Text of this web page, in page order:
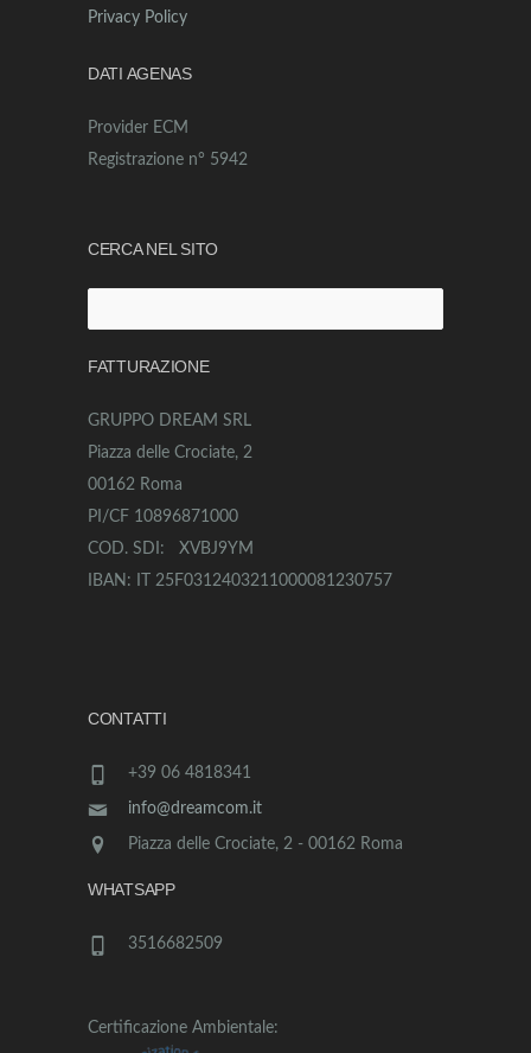
Privacy Policy
DATI AGENAS
Provider ECM
Registrazione n° 5942
CERCA NEL SITO
per:
FATTURAZIONE
GRUPPO DREAM SRL
Piazza delle Crociate, 2
00162 Roma
PI/CF 10896871000
COD. SDI: XVBJ9YM
IBAN: IT 25F0312403211000081230757
CONTATTI
+39 06 4818341
info@dreamcom.it
Piazza delle Crociate, 2 - 00162 Roma
WHATSAPP
3516682509
Certificazione Ambientale: